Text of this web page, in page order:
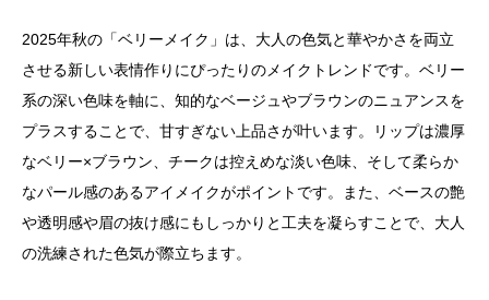
2025年秋の「ベリーメイク」は、大人の色気と華やかさを両立
させる新しい表情作りにぴったりのメイクトレンドです。ベリー
系の深い色味を軸に、知的なベージュやブラウンのニュアンスを
プラスすることで、甘すぎない上品さが叶います。リップは濃厚
なベリー×ブラウン、チークは控えめな淡い色味、そして柔らか
なパール感のあるアイメイクがポイントです。また、ベースの艶
や透明感や眉の抜け感にもしっかりと工夫を凝らすことで、大人
の洗練された色気が際立ちます。